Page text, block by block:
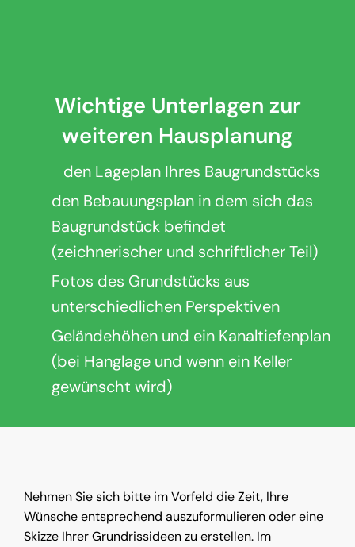
Wichtige Unterlagen zur
weiteren Hausplanung
den Lageplan Ihres Baugrundstücks
den Bebauungsplan in dem sich das
Baugrundstück befindet
(zeichnerischer und schriftlicher Teil)
Fotos des Grundstücks aus
unterschiedlichen Perspektiven
Geländehöhen und ein Kanaltiefenplan
(bei Hanglage und wenn ein Keller
gewünscht wird)
Nehmen Sie sich bitte im Vorfeld die Zeit, Ihre
Wünsche entsprechend auszuformulieren oder eine
Skizze Ihrer Grundrissideen zu erstellen. Im